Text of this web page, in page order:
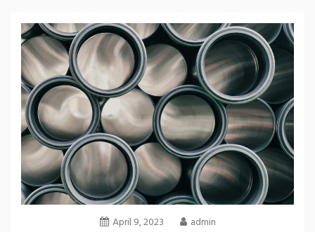
April 9, 2023 admin